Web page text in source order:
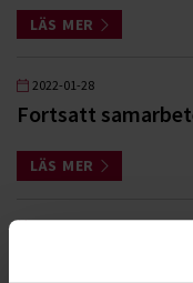
LÄS MER
2022-01-28
Fortsatt
LÄS MER
2021-07-07
Ohlssons i nytt